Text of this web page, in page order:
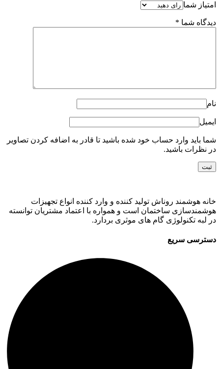
امتیاز شما
دیدگاه شما *
نام
ایمیل
شما باید وارد حساب خود شده باشید تا قادر به اضافه کردن تصاویر
در نظرات باشید.
خانه هوشمند روناش تولید کننده و وارد کننده انواع تجهیزات
هوشمندسازی ساختمان است و همواره با اعتماد مشتریان توانسته
در لبه تکنولوژی گام های موثری بردارد.
دسترسی سریع